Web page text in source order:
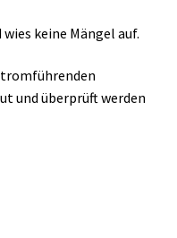
keine Mängel auf.
und überprüft werden